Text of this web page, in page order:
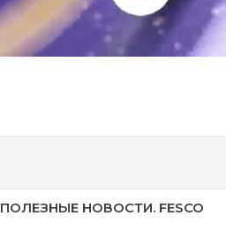
ПОЛЕЗНЫЕ НОВОСТИ. FESCO